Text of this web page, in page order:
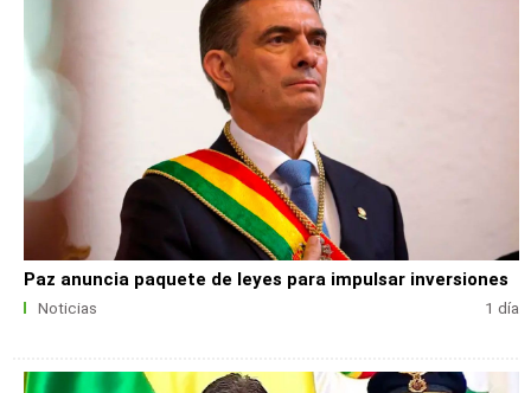
Paz anuncia paquete de leyes para impulsar inversiones
Noticias 1 día